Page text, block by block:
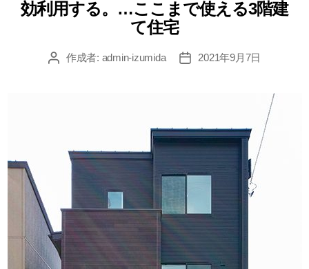
リ
ー
効利用する。…ここまで使える3階建
て住宅
投 作成者: admin-izumida
投
2021年9月7日